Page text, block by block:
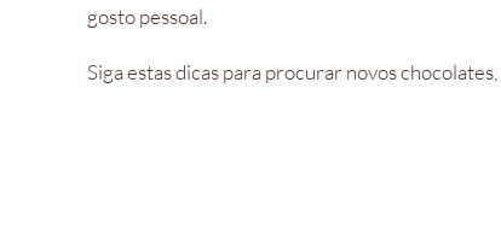
gosto pessoal.
Siga estas dicas para procurar novos